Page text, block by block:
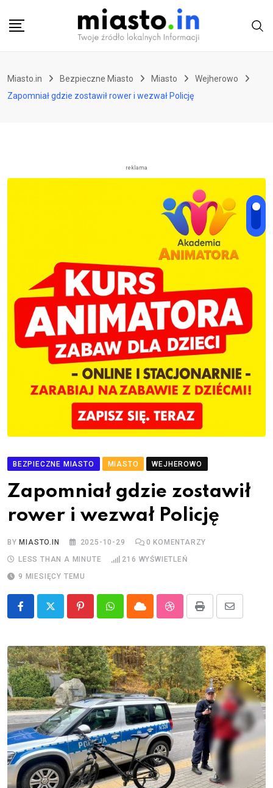
Miasto.in Bezpieczne Miasto Miasto
Wejherowo
Zapomniał gdzie zostawił rower i wezwał Policję
reklama
BEZPIECZNE MIASTO MIASTO WEJHEROWO
Zapomniał gdzie zostawił
rower i wezwał Policję
BYMIASTO.IN 2025-10-29 0 KOMENTARZY
LESS THAN A MINUTE
216 WYŚWIETLEŃ
9 MIESIĘCY TEMU
PinterestWhatsappCloud StumbleUpon
Print
Share
Email